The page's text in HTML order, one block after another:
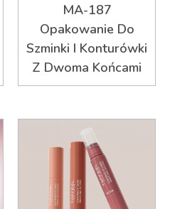
MA-187
Opakowanie Do
Szminki I Konturówki
Z Dwoma Końcami